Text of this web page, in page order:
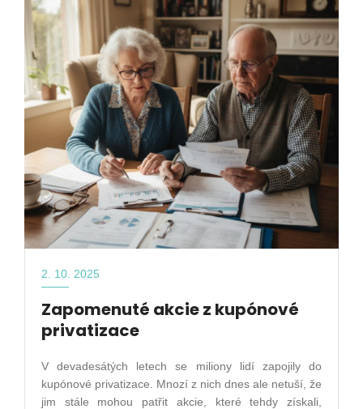
2. 10. 2025
Zapomenuté akcie z kupónové
privatizace
V devadesátých letech se miliony lidí zapojily do
kupónové privatizace. Mnozí z nich dnes ale netuší, že
jim stále mohou patřit akcie, které tehdy získali,